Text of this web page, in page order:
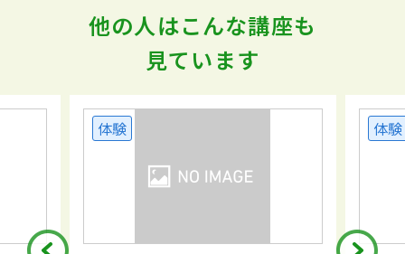
他の人はこんな講座も
見ています
体験 体験